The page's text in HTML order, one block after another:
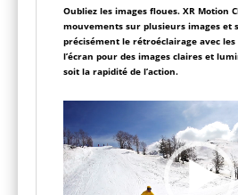
Oubliez les images floues. XR Motion
mouvements sur plusieurs images et
précisément le rétroéclairage avec
l’écran pour des images claires et
soit la rapidité de l’action.